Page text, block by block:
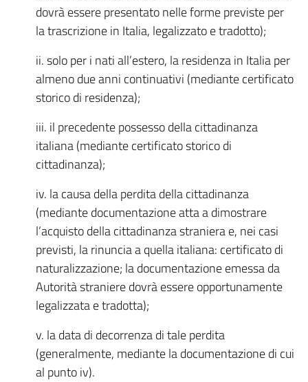
dovrà essere presentato nelle forme previste per
la trascrizione in Italia, legalizzato e tradotto);
ii. solo per i nati all’estero, la residenza in Italia per
almeno due anni continuativi (mediante certificato
storico di residenza);
iii. il precedente possesso della cittadinanza
italiana (mediante certificato storico di
cittadinanza);
iv. la causa della perdita della cittadinanza
(mediante documentazione atta a dimostrare
l’acquisto della cittadinanza straniera e, nei casi
previsti, la rinuncia a quella italiana: certificato di
naturalizzazione; la documentazione emessa da
Autorità straniere dovrà essere opportunamente
legalizzata e tradotta);
v. la data di decorrenza di tale perdita
(generalmente, mediante la documentazione di cui
al punto iv).